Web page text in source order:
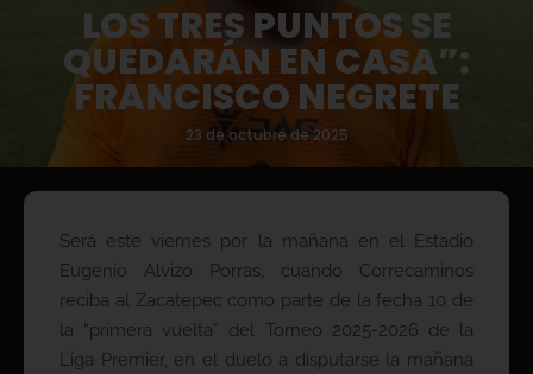
LOS TRES PUNTOS SE
QUEDARÁN EN CASA”:
FRANCISCO NEGRETE
23 de octubre de 2025
Será este viernes por la mañana en el Estadio
Eugenio Alvizo Porras, cuando Correcaminos
reciba al Zacatepec como parte de la fecha 10 de
la “primera vuelta” del Torneo 2025-2026 de la
Liga Premier, en el duelo a disputarse la mañana